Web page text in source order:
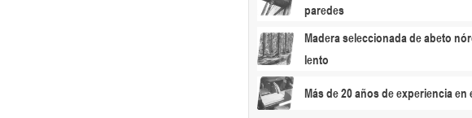
paredes
Madera seleccionada de abeto
lento
Más de 20 años de experiencia